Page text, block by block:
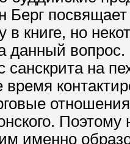
Берг
в книге, но
данный
санскрита на
время
Поэтому
именно